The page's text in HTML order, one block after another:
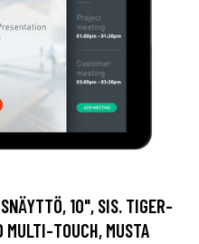
10", SIS. TIGER-
MULTI-TOUCH, MUSTA